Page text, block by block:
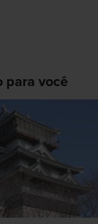
para você